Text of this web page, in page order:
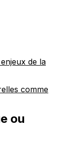
de la
comme
ou